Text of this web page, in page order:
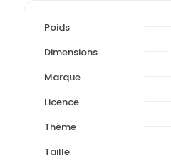
Poids
Dimensions
Marque
Licence
Thème
Taille